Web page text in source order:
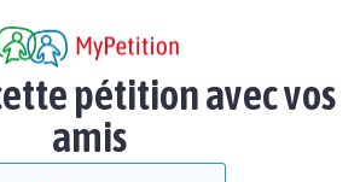
pétition avec vos
amis